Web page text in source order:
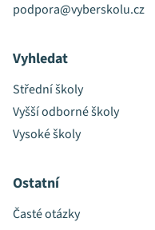
podpora@vyberskolu.cz
Vyhledat
Střední školy
Vyšší odborné školy
Vysoké školy
Ostatní
Časté otázky